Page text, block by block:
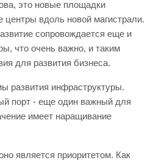
это новые площадки
центры вдоль новой магистрали.
сопровождается еще и
что очень важно, и таким
для развития бизнеса.
развития инфраструктуры.
порт - еще один важный для
имеет наращивание
является приоритетом. Как